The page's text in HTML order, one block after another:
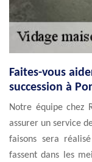
Faites-vous
succession à
Notre équipe chez
assurer un service
faisons sera
fassent dans les